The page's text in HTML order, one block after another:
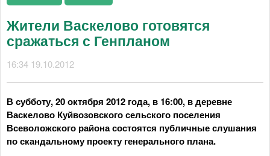
Жители Васкелово готовятся
сражаться с Генпланом
16:34 19.10.2012
В субботу, 20 октября 2012 года, в 16:00, в деревне
Васкелово Куйвозовского сельского поселения
Всеволожского района состоятся публичные слушания
по скандальному проекту генерального плана.